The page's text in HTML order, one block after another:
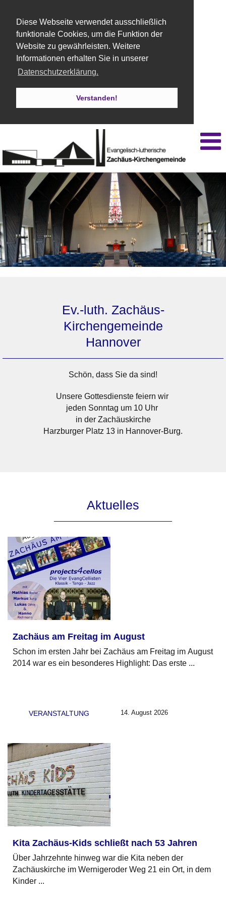
Diese Webseite verwendet ausschließlich
funktionale Cookies, um die Funktion der
Website zu gewährleisten. Weitere
Informationen erhalten Sie in unserer
Datenschutzerklärung.
Verstanden!
Ev.-luth. Zachäus-
Kirchengemeinde
Hannover
Schön, dass Sie da sind!
Unsere Gottesdienste feiern wir
jeden Sonntag um 10 Uhr
in der Zachäuskirche
Harzburger Platz 13 in Hannover-Burg.
Aktuelles
Zachäus am Freitag im August
Schon im ersten Jahr bei Zachäus am Freitag im August
2014 war es ein besonderes Highlight: Das erste ...
VERANSTALTUNG 14. August 2026
Kita Zachäus-Kids schließt nach 53 Jahren
Über Jahrzehnte hinweg war die Kita neben der
Zachäuskirche im Wernigeroder Weg 21 ein Ort, in dem
Kinder ...